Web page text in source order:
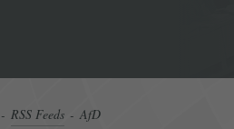
RSS Feeds AfD